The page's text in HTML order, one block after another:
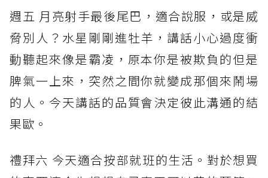
週五 月亮射手最後尾巴，適合說服，或是威
脅別人？水星剛剛進牡羊，講話小心過度衝
動聽起來像是霸凌，原本你是被欺負的但是
脾氣一上來，突然之間你就變成那個來鬧場
的人。今天講話的品質會決定彼此溝通的結
果歐。
禮拜六 今天適合按部就班的生活。對於想買